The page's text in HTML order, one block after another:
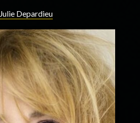
Julie Depardieu